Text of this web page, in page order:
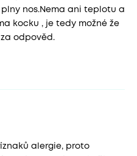
nos.Nema ani teplotu a
kocku , je tedy možné že
odpověd.
alergie, proto